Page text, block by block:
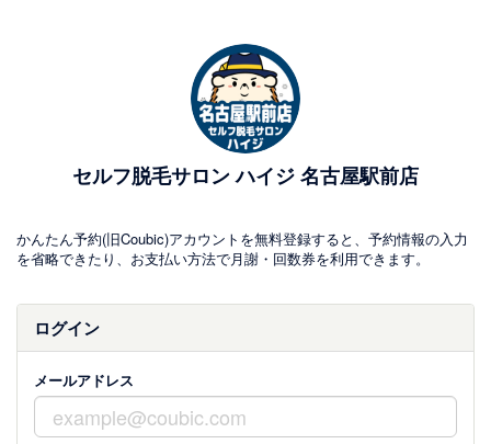
セルフ脱毛サロン ハイジ 名古屋駅前店
かんたん予約(旧Coubic)アカウントを無料登録すると、予約情報の入力
を省略できたり、お支払い方法で月謝・回数券を利用できます。
ログイン
メールアドレス